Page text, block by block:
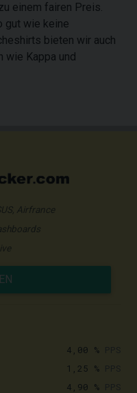
einem fairen Preis.
gut wie keine
bieten wir auch
wie Kappa und
Airfrance
4,00 %
1,25 %
4,90 %